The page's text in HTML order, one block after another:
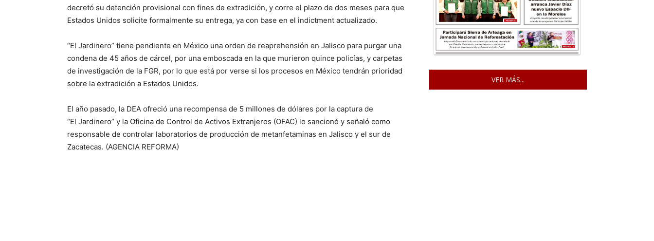
decretó su detención provisional con fines de extradición, y corre el plazo de dos meses para que
Estados Unidos solicite formalmente su entrega, ya con base en el indictment actualizado.
“El Jardinero” tiene pendiente en México una orden de reaprehensión en Jalisco para purgar una
condena de 45 años de cárcel, por una emboscada en la que murieron quince policías, y carpetas
de investigación de la FGR, por lo que está por verse si los procesos en México tendrán prioridad
sobre la extradición a Estados Unidos.
El año pasado, la DEA ofreció una recompensa de 5 millones de dólares por la captura de
“El Jardinero” y la Oficina de Control de Activos Extranjeros (OFAC) lo sancionó y señaló como
responsable de controlar laboratorios de producción de metanfetaminas en Jalisco y el sur de
Zacatecas. (AGENCIA REFORMA)
VER MÁS...